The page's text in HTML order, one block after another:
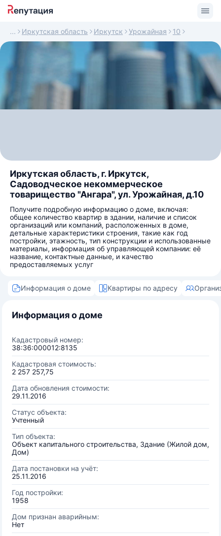
Иркутская область Иркутск Урожайная 10
Иркутская область, г. Иркутск,
Садоводческое некоммерческое
товарищество "Ангара", ул. Урожайная, д.10
Получите подробную информацию о доме, включая:
общее количество квартир в здании, наличие и список
организаций или компаний, расположенных в доме,
детальные характеристики строения, такие как год
постройки, этажность, тип конструкции и использованные
материалы, информация об управляющей компании: её
название, контактные данные, и качество
предоставляемых услуг
Информация о доме Квартиры по адресу
Информация о доме
Кадастровый номер:
38:36:000012:8135
Кадастровая стоимость:
2 257 257,75
Дата обновления стоимости:
29.11.2016
Статус объекта:
Учтенный
Тип объекта:
Объект капитального строительства, Здание (Жилой дом,
Дом)
Дата постановки на учёт:
25.11.2016
Год постройки:
1958
Дом признан аварийным:
Нет